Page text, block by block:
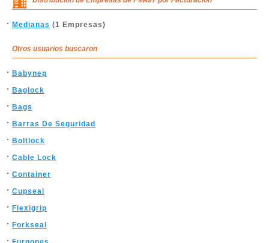
Medianas (1 Empresas)
Otros usuarios buscaron
Babynep
Baglock
Bags
Barras De Seguridad
Boltlock
Cable Lock
Container
Cupseal
Flexigrip
Forkseal